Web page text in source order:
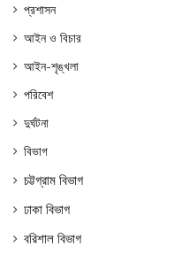
প্রশাসন
আইন ও বিচার
আইন-শৃঙ্খলা
পরিবেশ
দুর্ঘটনা
বিভাগ
চট্টগ্রাম বিভাগ
ঢাকা বিভাগ
বরিশাল বিভাগ